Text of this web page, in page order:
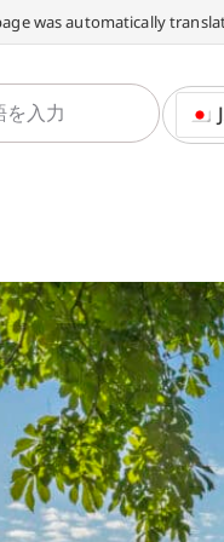
was automatically